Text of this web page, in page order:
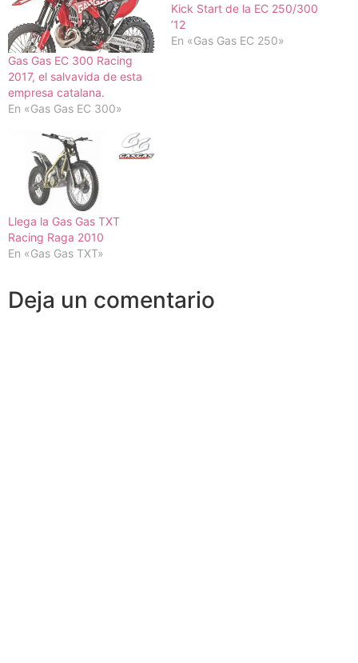
Gas Gas EC 300 Racing
2017, el salvavida de esta
empresa catalana.
En «Gas Gas EC 300»
Kick Start de la EC 250/300
’12
En «Gas Gas EC 250»
Llega la Gas Gas TXT
Racing Raga 2010
En «Gas Gas TXT»
Deja un comentario